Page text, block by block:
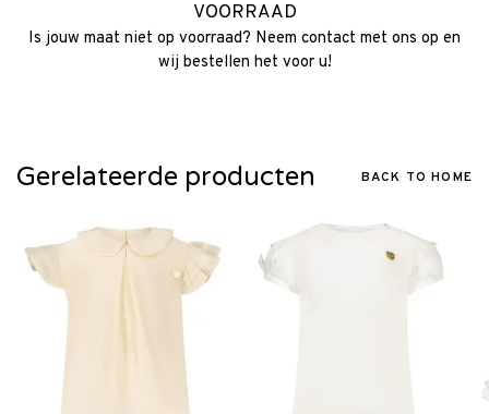
VOORRAAD
Is jouw maat niet op voorraad? Neem contact met ons op en
wij bestellen het voor u!
Gerelateerde producten BACK TO HOME